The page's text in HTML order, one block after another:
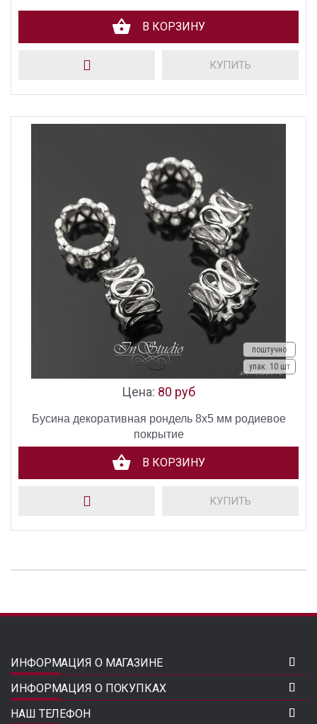
В КОРЗИНУ
КУПИТЬ
поштучно
упак. 10 шт
Цена: 80 руб
Бусина декоративная рондель 8х5 мм родиевое
покрытие
В КОРЗИНУ
КУПИТЬ
ИНФОРМАЦИЯ О МАГАЗИНЕ
ИНФОРМАЦИЯ О ПОКУПКАХ
НАШ ТЕЛЕФОН